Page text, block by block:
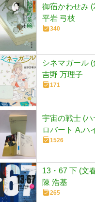
御宿かわせみ
平岩 弓枝
340
シネマガール
吉野 万理子
171
宇宙の戦士 (
ロバート A.ハ
1526
13・67 下 (文
陳 浩基
265